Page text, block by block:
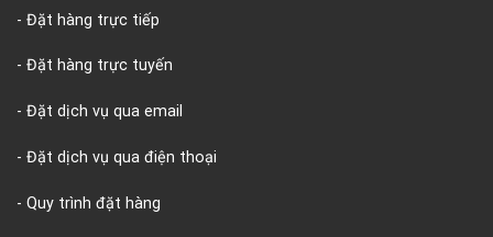
- Đặt hàng trực tiếp
- Đặt hàng trực tuyến
- Đặt dịch vụ qua email
- Đặt dịch vụ qua điện thoại
- Quy trình đặt hàng